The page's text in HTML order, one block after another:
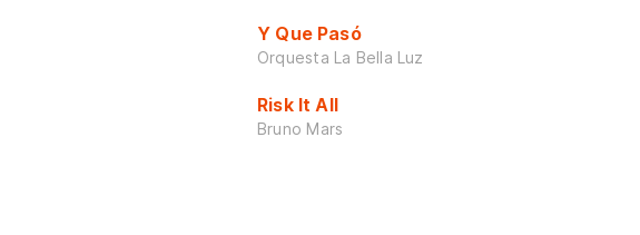
Y Que Pasó
Orquesta La Bella Luz
Risk It All
Bruno Mars